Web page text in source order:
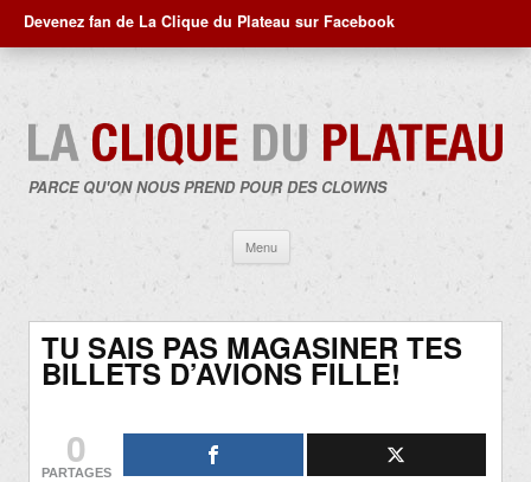
Devenez fan de La Clique du Plateau sur Facebook
PARCE QU'ON NOUS PREND POUR DES CLOWNS
Menu
contenu
TU SAIS PAS MAGASINER TES
BILLETS D’AVIONS FILLE!
0
PARTAGES